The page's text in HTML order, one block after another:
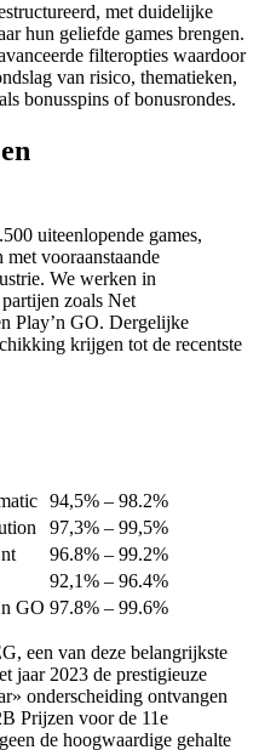
met duidelijke
hun geliefde games brengen.
filteropties waardoor
van risico, thematieken,
bonusspins of bonusrondes.
uiteenlopende games,
vooraanstaande
We werken in
zoals Net
Play’n GO. Dergelijke
krijgen tot de recentste
94,5% – 98.2%
97,3% – 99,5%
96.8% – 99.2%
92,1% – 96.4%
GO 97.8% – 99.6%
een van deze belangrijkste
jaar 2023 de prestigieuze
onderscheiding ontvangen
Prijzen voor de 11e
de hoogwaardige gehalte